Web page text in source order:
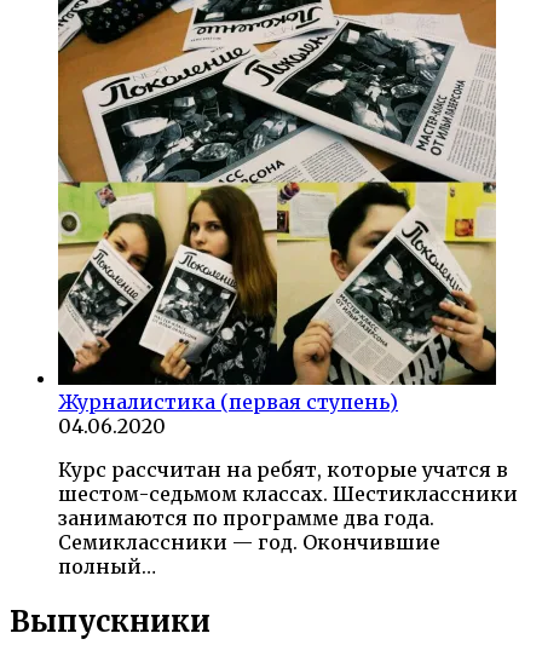
Журналистика (первая ступень)
04.06.2020
Курс рассчитан на ребят, которые учатся в
шестом-седьмом классах. Шестиклассники
занимаются по программе два года.
Семиклассники — год. Окончившие
полный…
Выпускники